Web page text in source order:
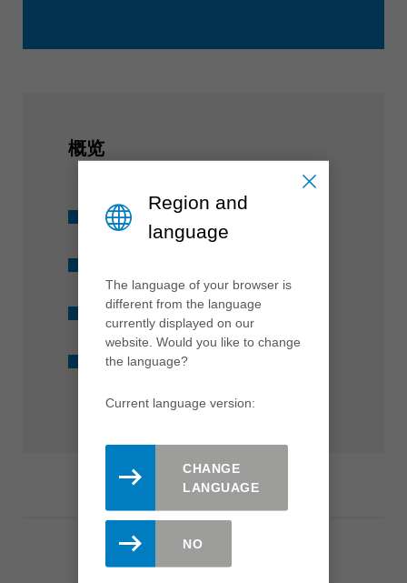
概览
直径8、10和12 mm可供选择
现货供应
带马拉松涂层
Region and
language
The language of your browser is
different from the language
currently displayed on our
website. Would you like to change
the language?
Current language version:
CHANGE
LANGUAGE
NO